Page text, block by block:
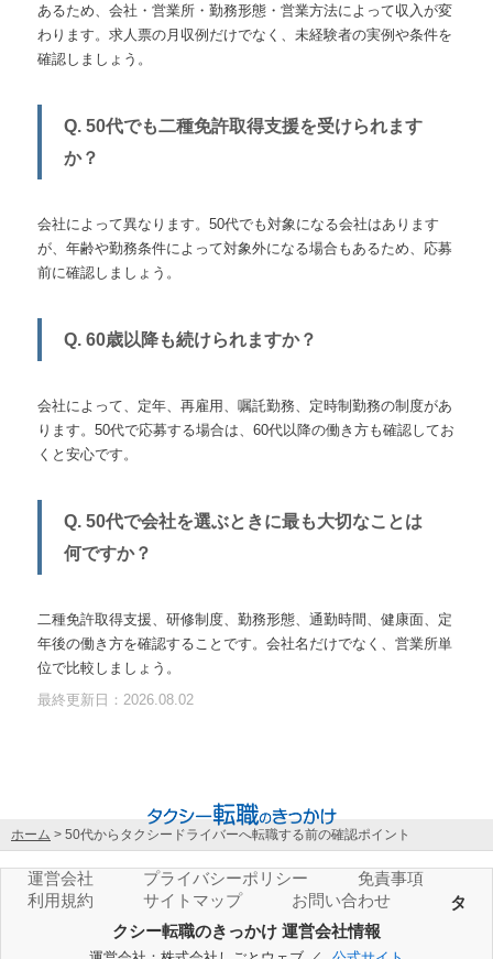
あるため、会社・営業所・勤務形態・営業方法によって収入が変
わります。求人票の月収例だけでなく、未経験者の実例や条件を
確認しましょう。
Q. 50代でも二種免許取得支援を受けられます
か？
会社によって異なります。50代でも対象になる会社はあります
が、年齢や勤務条件によって対象外になる場合もあるため、応募
前に確認しましょう。
Q. 60歳以降も続けられますか？
会社によって、定年、再雇用、嘱託勤務、定時制勤務の制度があ
ります。50代で応募する場合は、60代以降の働き方も確認してお
くと安心です。
Q. 50代で会社を選ぶときに最も大切なことは
何ですか？
二種免許取得支援、研修制度、勤務形態、通勤時間、健康面、定
年後の働き方を確認することです。会社名だけでなく、営業所単
位で比較しましょう。
最終更新日：2026.08.02
ホーム > 50代からタクシードライバーへ転職する前の確認ポイント
運営会社 プライバシーポリシー
免責事項
利用規約
サイトマップ お問い合わせ
タ
クシー転職のきっかけ 運営会社情報